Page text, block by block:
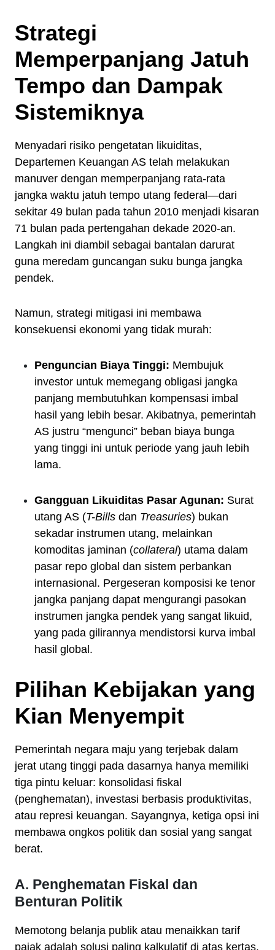
Strategi
Memperpanjang Jatuh
Tempo dan Dampak
Sistemiknya
Menyadari risiko pengetatan likuiditas,
Departemen Keuangan AS telah melakukan
manuver dengan memperpanjang rata-rata
jangka waktu jatuh tempo utang federal—dari
sekitar 49 bulan pada tahun 2010 menjadi kisaran
71 bulan pada pertengahan dekade 2020-an.
Langkah ini diambil sebagai bantalan darurat
guna meredam guncangan suku bunga jangka
pendek.
Namun, strategi mitigasi ini membawa
konsekuensi ekonomi yang tidak murah:
Penguncian Biaya Tinggi: Membujuk
investor untuk memegang obligasi jangka
panjang membutuhkan kompensasi imbal
hasil yang lebih besar. Akibatnya, pemerintah
AS justru “mengunci” beban biaya bunga
yang tinggi ini untuk periode yang jauh lebih
lama.
Gangguan Likuiditas Pasar Agunan: Surat
utang AS (T-Bills dan Treasuries) bukan
sekadar instrumen utang, melainkan
komoditas jaminan (collateral) utama dalam
pasar repo global dan sistem perbankan
internasional. Pergeseran komposisi ke tenor
jangka panjang dapat mengurangi pasokan
instrumen jangka pendek yang sangat likuid,
yang pada gilirannya mendistorsi kurva imbal
hasil global.
Pilihan Kebijakan yang
Kian Menyempit
Pemerintah negara maju yang terjebak dalam
jerat utang tinggi pada dasarnya hanya memiliki
tiga pintu keluar: konsolidasi fiskal
(penghematan), investasi berbasis produktivitas,
atau represi keuangan. Sayangnya, ketiga opsi ini
membawa ongkos politik dan sosial yang sangat
berat.
A. Penghematan Fiskal dan
Benturan Politik
Memotong belanja publik atau menaikkan tarif
pajak adalah solusi paling kalkulatif di atas kertas.